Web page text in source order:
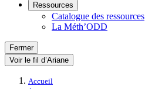
Ressources
Catalogue des ressources
La Méth’ODD
Fermer
Voir le fil d’Ariane
Accueil